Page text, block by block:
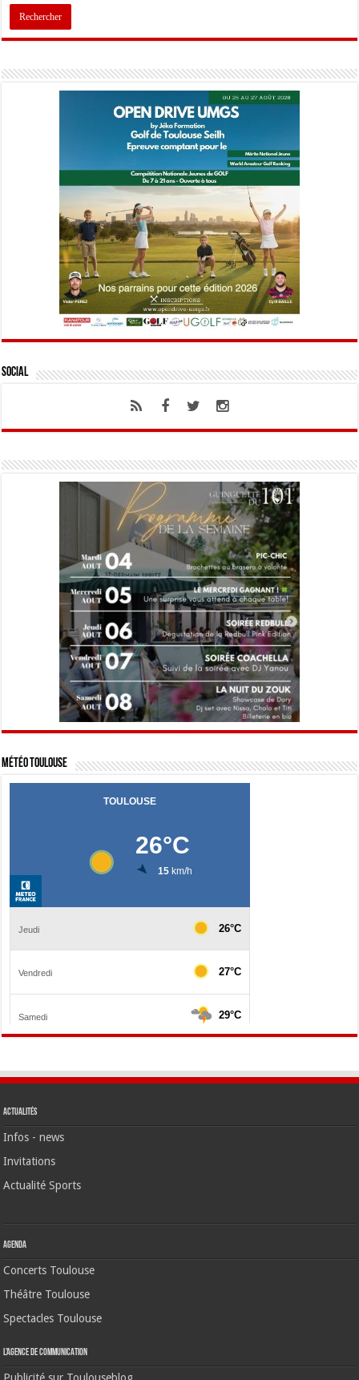
Social
Météo Toulouse
Actualités
Infos - news
Invitations
Actualité Sports
Agenda
Concerts Toulouse
Théâtre Toulouse
Spectacles Toulouse
L’agence de communication
Publicité sur Toulouseblog